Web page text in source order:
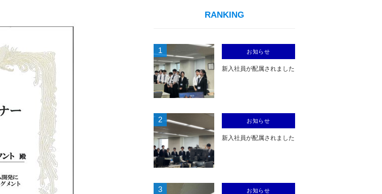
RANKING
1 お知らせ
新入社員が配属されました
2 お知らせ
新入社員が配属されました
3 お知らせ